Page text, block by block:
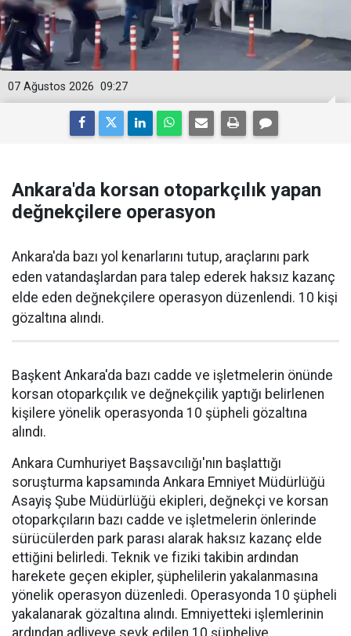
09:27
07 Ağustos 2026
Ankara'da korsan otoparkçılık yapan
değnekçilere operasyon
Ankara'da bazı yol kenarlarını tutup, araçlarını park
eden vatandaşlardan para talep ederek haksız kazanç
elde eden değnekçilere operasyon düzenlendi. 10 kişi
gözaltına alındı.
Başkent Ankara'da bazı cadde ve işletmelerin önünde
korsan otoparkçılık ve değnekçilik yaptığı belirlenen
kişilere yönelik operasyonda 10 şüpheli gözaltına
alındı.
Ankara Cumhuriyet Başsavcılığı'nın başlattığı
soruşturma kapsamında Ankara Emniyet Müdürlüğü
Asayiş Şube Müdürlüğü ekipleri, değnekçi ve korsan
otoparkçıların bazı cadde ve işletmelerin önlerinde
sürücülerden park parası alarak haksız kazanç elde
ettiğini belirledi. Teknik ve fiziki takibin ardından
harekete geçen ekipler, şüphelilerin yakalanmasına
yönelik operasyon düzenledi. Operasyonda 10 şüpheli
yakalanarak gözaltına alındı. Emniyetteki işlemlerinin
ardından adliyeye sevk edilen 10 şüpheliye,